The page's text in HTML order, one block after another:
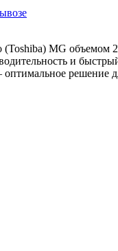
MG объемом
и
решение